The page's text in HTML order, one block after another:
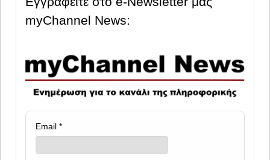
myChannel News:
Email *